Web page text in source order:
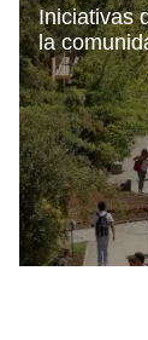
Iniciativas
la